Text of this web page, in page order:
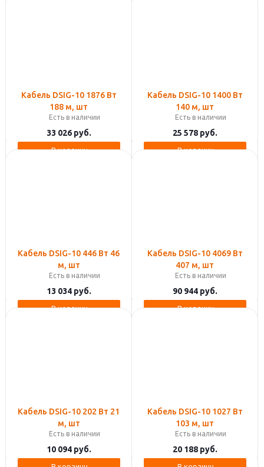
Кабель DSIG-10 1876 Вт
188 м, шт
Есть в наличии
33 026руб.
В корзину
Кабель DSIG-10 1400 Вт
140 м, шт
Есть в наличии
25 578руб.
В корзину
Кабель DSIG-10 446 Вт 46
м, шт
Есть в наличии
13 034руб.
В корзину
Кабель DSIG-10 4069 Вт
407 м, шт
Есть в наличии
90 944руб.
В корзину
Кабель DSIG-10 202 Вт 21
м, шт
Есть в наличии
10 094руб.
Кабель DSIG-10 1027 Вт
103 м, шт
Есть в наличии
20 188руб.